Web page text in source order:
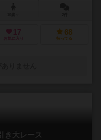
17
お気に入り
68
持ってる
き大レース